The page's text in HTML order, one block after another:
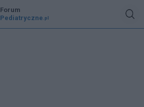
Forum
Pediatryczne .pl